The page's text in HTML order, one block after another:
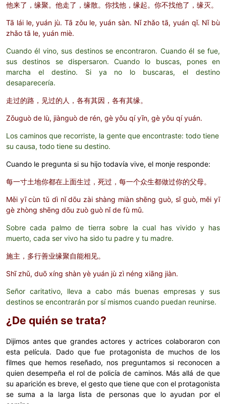
他来了，缘聚。他走了，缘散。你找他，缘起。你不找他了，缘灭。
Tā lái le, yuán jù. Tā zǒu le, yuán sàn. Nǐ zhǎo tā, yuán qǐ. Nǐ bù
zhǎo tā le, yuán miè.
Cuando él vino, sus destinos se encontraron. Cuando él se fue,
sus destinos se dispersaron. Cuando lo buscas, pones en
marcha el destino. Si ya no lo buscaras, el destino
desaparecería.
走过的路，见过的人，各有其因，各有其缘。
Zǒuguò de lù, jiànguò de rén, gè yǒu qí yīn, gè yǒu qí yuán.
Los caminos que recorriste, la gente que encontraste: todo tiene
su causa, todo tiene su destino.
Cuando le pregunta si su hijo todavía vive, el monje responde:
每一寸土地你都在上面生过，死过，每一个众生都做过你的父母。
Měi yī cùn tǔ dì nǐ dōu zài shàng miàn shēng guò, sǐ guò, měi yī
gè zhòng shēng dōu zuò guò nǐ de fù mǔ.
Sobre cada palmo de tierra sobre la cual has vivido y has
muerto, cada ser vivo ha sido tu padre y tu madre.
施主，多行善业缘聚自能相见。
Shī zhǔ, duō xíng shàn yè yuán jù zì néng xiāng jiàn.
Señor caritativo, lleva a cabo más buenas empresas y sus
destinos se encontrarán por sí mismos cuando puedan reunirse.
¿De quién se trata?
Dijimos antes que grandes actores y actrices colaboraron con
esta película. Dado que fue protagonista de muchos de los
filmes que hemos reseñado, nos preguntamos si reconocen a
quien desempeña el rol de policía de caminos. Más allá de que
su aparición es breve, el gesto que tiene que con el protagonista
se suma a la larga lista de personas que lo ayudan por el